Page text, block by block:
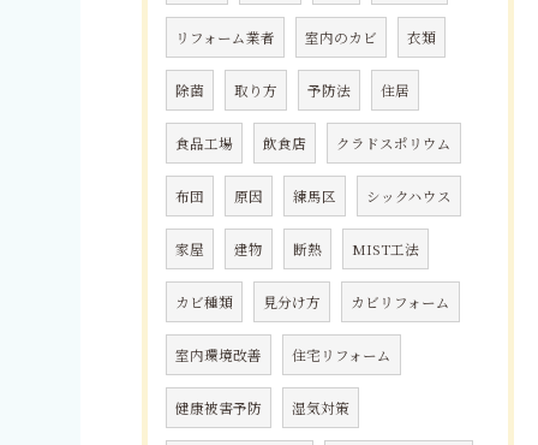
リフォーム業者 室内のカビ 衣類
除菌 取り方 予防法 住居
食品工場 飲食店 クラドスポリウム
布団 原因 練馬区 シックハウス
家屋 建物 断熱 MIST工法
カビ種類 見分け方 カビリフォーム
室内環境改善 住宅リフォーム
健康被害予防 湿気対策